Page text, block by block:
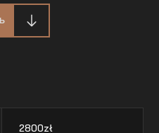
2800zł